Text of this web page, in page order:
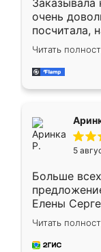
Заказывала
очень
посчитала,
Замерщик
делу со
за день,
Читать
5
Больше
Елены
короткие
для замера
предложил
Читать